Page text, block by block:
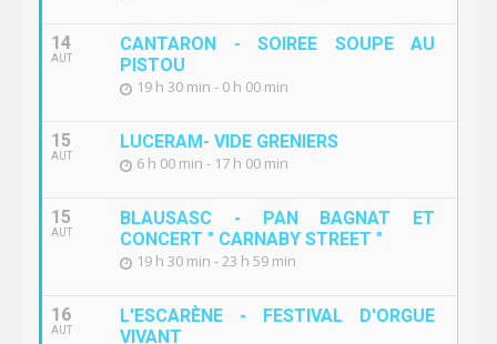
14
AUT
CANTARON - SOIREE SOUPE AU
PISTOU
19 h 30 min - 0 h 00 min
15
AUT
LUCERAM- VIDE GRENIERS
6 h 00 min - 17 h 00 min
15
AUT
BLAUSASC - PAN BAGNAT ET
CONCERT " CARNABY STREET "
19 h 30 min - 23 h 59 min
16
AUT
L'ESCARÈNE - FESTIVAL D'ORGUE
VIVANT